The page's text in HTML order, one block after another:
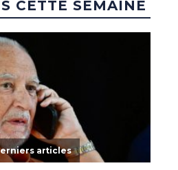
CETTE SEMAINE